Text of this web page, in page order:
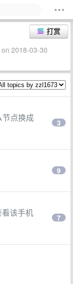
打赏
2018-03-30
点换成
3
9
该手机
7